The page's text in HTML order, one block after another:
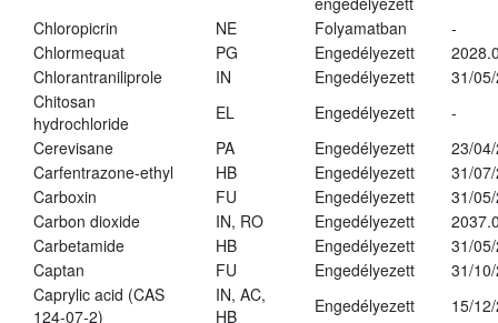
Chloropicrin
NE Folyamatban
-
Chlormequat
PG Engedélyezett
Chlorantraniliprole
IN Engedélyezett
31/
Chitosan
hydrochloride
EL Engedélyezett
-
Cerevisane
PA Engedélyezett
23/
Carfentrazone-ethyl
HB Engedélyezett
31/
Carboxin
FU Engedélyezett
31/
Carbon dioxide
IN, RO Engedélyezett
Carbetamide
HB Engedélyezett
31/
Captan
FU Engedélyezett
31/
Caprylic acid (CAS
124-07-2)
IN, AC,
HB
Engedélyezett
15/